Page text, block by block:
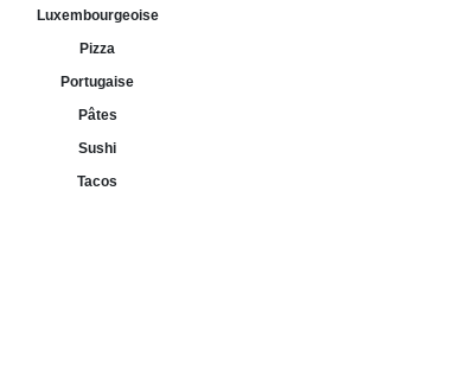
Luxembourgeoise
Pizza
Portugaise
Pâtes
Sushi
Tacos